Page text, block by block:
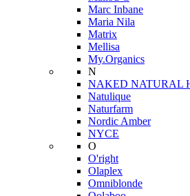
Marc Inbane
Maria Nila
Matrix
Mellisa
My.Organics
N
NAKED NATURAL
Natulique
Naturfarm
Nordic Amber
NYCE
O
O'right
Olaplex
Omniblonde